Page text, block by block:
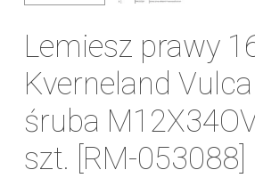
Lemiesz prawy
Kverneland
śruba
szt. [RM-053088]